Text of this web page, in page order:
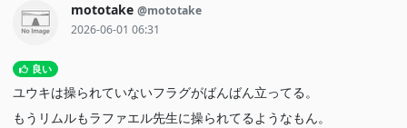
mototake @mototake
2026-06-01 06:31
良い
ユウキは操られていないフラグがばんばん立ってる。
もうリムルもラファエル先生に操られてるようなもん。